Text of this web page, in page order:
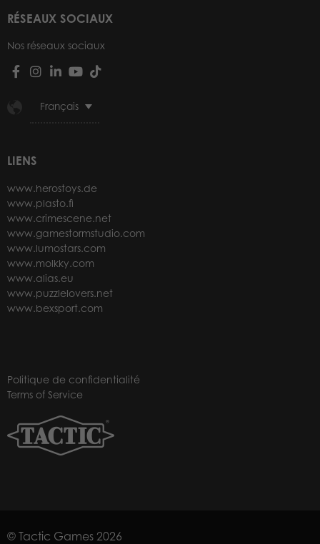
RÉSEAUX SOCIAUX
Nos réseaux sociaux
Français
LIENS
www.herostoys.de
www.plasto.fi
www.crimescene.net
www.gamestormstudio.com
www.lumostars.com
www.molkky.com
www.alias.eu
www.puzzlelovers.net
www.bexsport.com
Politique de confidentialité
Terms of Service
© Tactic Games 2026